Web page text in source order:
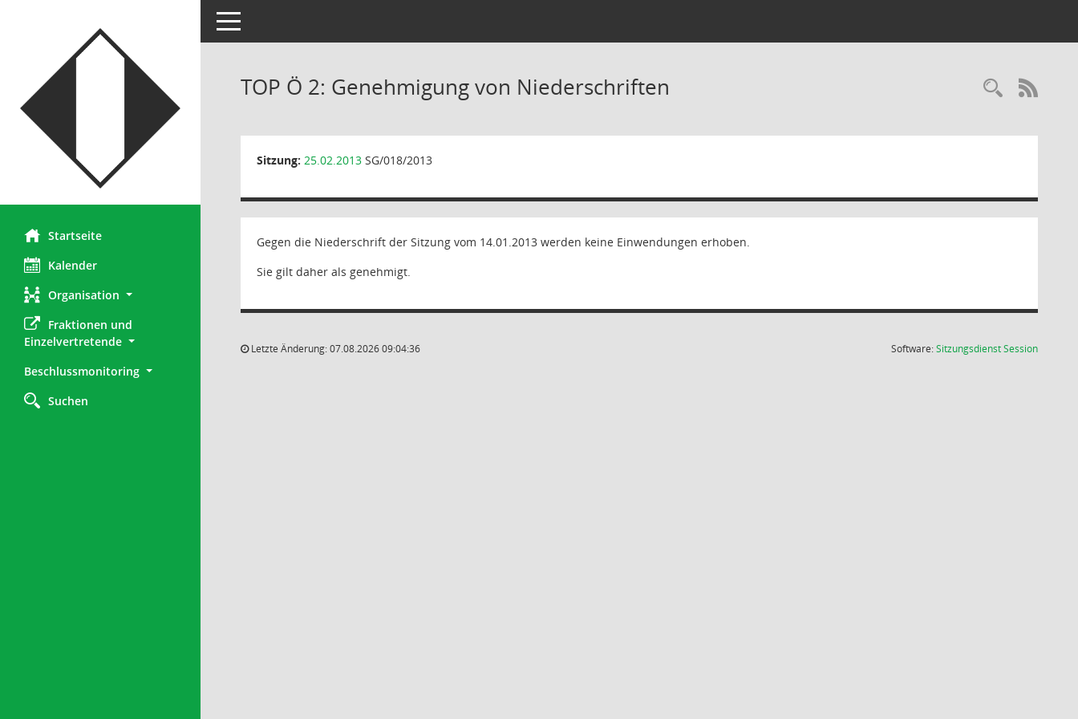
Startseite
Kalender
Organisation
Fraktionen und
Einzelvertretende
Beschlussmonitoring
Suchen
Toggle navigation
TOP Ö 2: Genehmigung von Niederschriften
Sitzung: 25.02.2013 SG/018/2013
Gegen die Niederschrift der Sitzung vom 14.01.2013 werden keine Einwendungen erhoben.
Sie gilt daher als genehmigt.
Letzte Änderung: 07.08.2026 09:04:36 Software:SitzungsdienstSession(Wird in